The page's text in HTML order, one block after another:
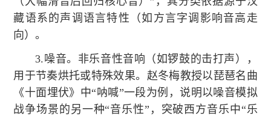
藏语系的声调语言特性（如方言字调影响音高走
向）。
3.噪音。非乐音性音响（如锣鼓的击打声），
用于节奏烘托或特殊效果。赵冬梅教授以琵琶名曲
《十面埋伏》中“呐喊”一段为例，说明以噪音模拟
战争场景的另一种“音乐性”，突破西方音乐中“乐